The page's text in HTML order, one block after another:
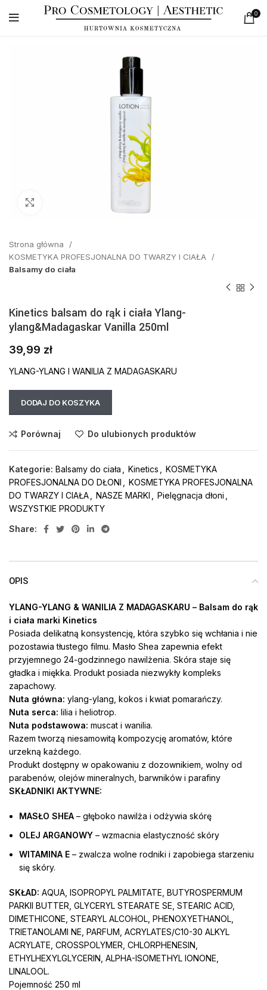
0
Strona główna
KOSMETYKA PROFESJONALNA DO TWARZY I CIAŁA
Balsamy do ciała
Kinetics balsam do rąk i ciała Ylang-
ylang&Madagaskar Vanilla 250ml
39,99 zł
YLANG-YLANG I WANILIA Z MADAGASKARU
DODAJ DO KOSZYKA
Porównaj Do ulubionych produktów
Kategorie: Balsamy do ciała Kinetics
KOSMETYKA
PROFESJONALNA DO DŁONI
KOSMETYKA PROFESJONALNA
DO TWARZY I CIAŁA
NASZE MARKI Pielęgnacja dłoni
WSZYSTKIE PRODUKTY
Share:
OPIS
YLANG-YLANG & WANILIA Z MADAGASKARU – Balsam do rąk
i ciała marki Kinetics
Posiada delikatną konsystencję, która szybko się wchłania i nie
pozostawia tłustego filmu. Masło Shea zapewnia efekt
przyjemnego 24-godzinnego nawilżenia. Skóra staje się
gładka i miękka. Produkt posiada niezwykły kompleks
zapachowy.
Nuta główna: ylang-ylang, kokos i kwiat pomarańczy.
Nuta serca: lilia i heliotrop.
Nuta podstawowa: muscat i wanilia.
Razem tworzą niesamowitą kompozycję aromatów, które
urzekną każdego.
Produkt dostępny w opakowaniu z dozownikiem, wolny od
parabenów, olejów mineralnych, barwników i parafiny
SKŁADNIKI AKTYWNE:
MASŁO SHEA – głęboko nawilża i odżywia skórę
OLEJ ARGANOWY – wzmacnia elastyczność skóry
WITAMINA E – zwalcza wolne rodniki i zapobiega starzeniu
się skóry.
SKŁAD: AQUA, ISOPROPYL PALMITATE, BUTYROSPERMUM
PARKII BUTTER, GLYCERYL STEARATE SE, STEARIC ACID,
DIMETHICONE, STEARYL ALCOHOL, PHENOXYETHANOL,
TRIETANOLAMI NE, PARFUM, ACRYLATES/C10-30 ALKYL
ACRYLATE, CROSSPOLYMER, CHLORPHENESIN,
ETHYLHEXYLGLYCERIN, ALPHA-ISOMETHYL IONONE,
LINALOOL.
Pojemność 250 ml